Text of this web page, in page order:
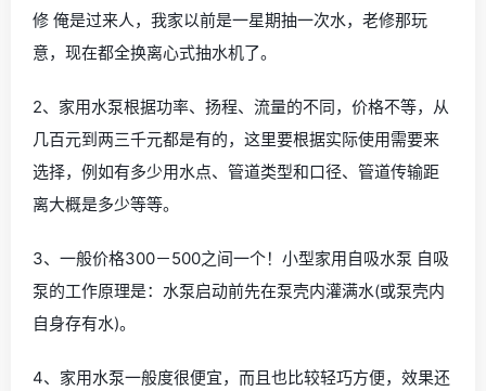
修 俺是过来人，我家以前是一星期抽一次水，老修那玩
意，现在都全换离心式抽水机了。
2、家用水泵根据功率、扬程、流量的不同，价格不等，从
几百元到两三千元都是有的，这里要根据实际使用需要来
选择，例如有多少用水点、管道类型和口径、管道传输距
离大概是多少等等。
3、一般价格300－500之间一个！小型家用自吸水泵 自吸
泵的工作原理是：水泵启动前先在泵壳内灌满水(或泵壳内
自身存有水)。
4、家用水泵一般度很便宜，而且也比较轻巧方便，效果还